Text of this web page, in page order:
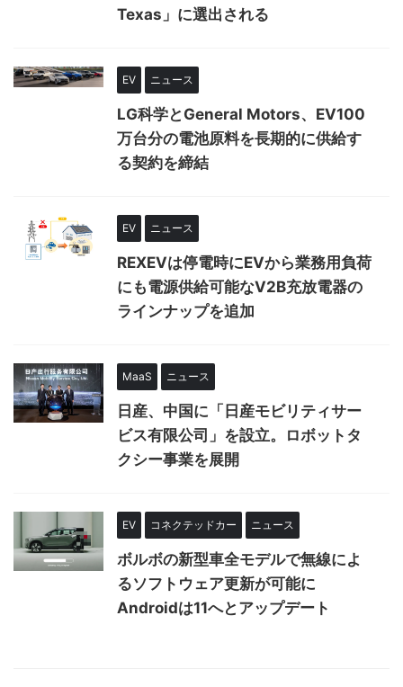
Texas」に選出される
EV ニュース
LG科学とGeneral Motors、EV100
万台分の電池原料を長期的に供給す
る契約を締結
EV ニュース
REXEVは停電時にEVから業務用負荷
にも電源供給可能なV2B充放電器の
ラインナップを追加
MaaS ニュース
日産、中国に「日産モビリティサー
ビス有限公司」を設立。ロボットタ
クシー事業を展開
EV コネクテッドカー ニュース
ボルボの新型車全モデルで無線によ
るソフトウェア更新が可能に
Androidは11へとアップデート